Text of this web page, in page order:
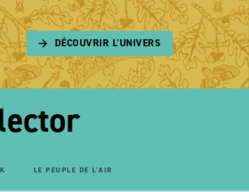
arrow_forward DÉCOUVRIR L'UNIVERS
LE PEUPLE DE L'AIR